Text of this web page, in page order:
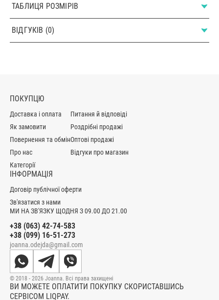
ТАБЛИЦЯ РОЗМІРІВ
ВІДГУКІВ (0)
МИ НА ЗВ'ЯЗКУ ЩОДНЯ З 09.00 ДО 21.00
+38 (063) 42-74-583
+38 (099) 16-51-273
joanna.odejda@gmail.com
ПОКУПЦЮ
Доставка і оплата
Як замовити
Повернення та обмін
Про нас
Категорії
Питання й відповіді
Роздрібні продажі
Оптові продажі
Відгуки про магазин
ІНФОРМАЦІЯ
Договір публічної оферти
Зв'язатися з нами
ВИ МОЖЕТЕ ОПЛАТИТИ ПОКУПКУ СКОРИСТАВШИСЬ
СЕРВІСОМ LIQPAY.
© 2018 - 2026 Joanna. Всі права захищені